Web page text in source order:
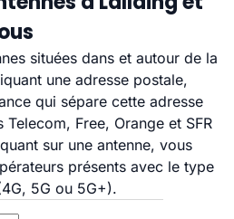
situées dans et autour de la
une adresse postale,
qui sépare cette adresse
Telecom, Free, Orange et SFR
sur une antenne, vous
présents avec le type
5G ou 5G+).